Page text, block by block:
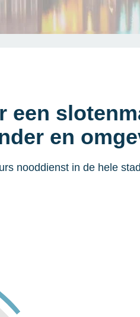
een
en
nooddienst in de hele stad